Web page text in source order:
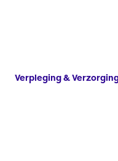
Labels:
Verpleging &